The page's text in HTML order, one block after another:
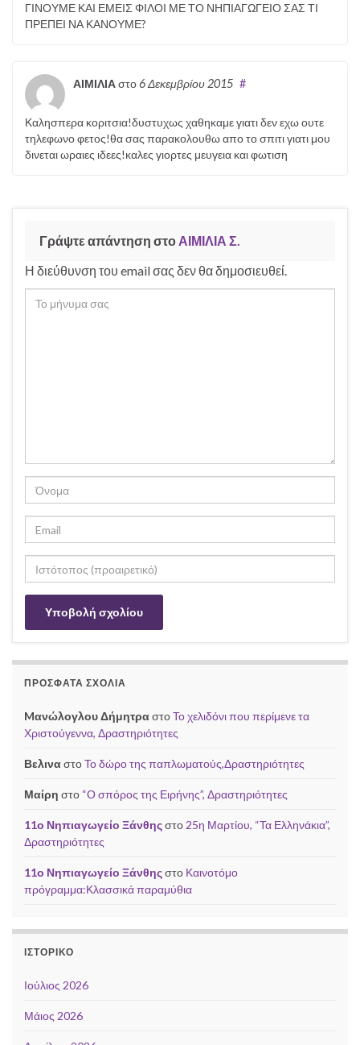
ΓΙΝΟΥΜΕ ΚΑΙ ΕΜΕΙΣ ΦΙΛΟΙ ΜΕ ΤΟ ΝΗΠΙΑΓΩΓΕΙΟ ΣΑΣ ΤΙ
ΠΡΕΠΕΙ ΝΑ ΚΑΝΟΥΜΕ?
ΑΙΜΙΛΙΑστο6 Δεκεμβρίου 2015 #
Καλησπερα κοριτσια!δυστυχως χαθηκαμε γιατι δεν εχω ουτε
τηλεφωνο φετος!θα σας παρακολουθω απο το σπιτι γιατι μου
δινεται ωραιες ιδεες!καλες γιορτες μευγεια και φωτιση
Γράψτε απάντηση στο ΑΙΜΙΛΙΑ Σ.
Η διεύθυνση του email σας δεν θα δημοσιευθεί.
ΠΡΌΣΦΑΤΑ ΣΧΌΛΙΑ
Mανώλογλου ΔήμητραστοΤο χελιδόνι που περίμενε τα
Χριστούγεννα, Δραστηριότητες
ΒελιναστοΤο δώρο της παπλωματούς,Δραστηριότητες
Μαίρη στο “Ο σπόρος της Ειρήνης”, Δραστηριότητες
11ο Νηπιαγωγείο Ξάνθηςστο 25η Μαρτίου, “Τα Ελληνάκια”,
Δραστηριότητες
11ο Νηπιαγωγείο Ξάνθηςστο Καινοτόμο
πρόγραμμα:Κλασσικά παραμύθια
ΙΣΤΟΡΙΚΌ
Ιούλιος 2026
Μάιος 2026